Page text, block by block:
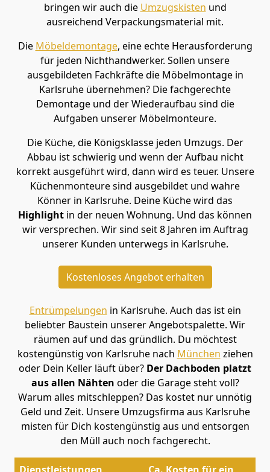
bringen wir auch die Umzugskisten und
ausreichend Verpackungsmaterial mit.
Die Möbeldemontage, eine echte Herausforderung
für jeden Nichthandwerker. Sollen unsere
ausgebildeten Fachkräfte die Möbelmontage in
Karlsruhe übernehmen? Die fachgerechte
Demontage und der Wiederaufbau sind die
Aufgaben unserer Möbelmonteure.
Die Küche, die Königsklasse jeden Umzugs. Der
Abbau ist schwierig und wenn der Aufbau nicht
korrekt ausgeführt wird, dann wird es teuer. Unsere
Küchenmonteure sind ausgebildet und wahre
Könner in Karlsruhe. Deine Küche wird das
Highlight in der neuen Wohnung. Und das können
wir versprechen. Wir sind seit 8 Jahren im Auftrag
unserer Kunden unterwegs in Karlsruhe.
Kostenloses Angebot erhalten
Entrümpelungen in Karlsruhe. Auch das ist ein
beliebter Baustein unserer Angebotspalette. Wir
räumen auf und das gründlich. Du möchtest
kostengünstig von Karlsruhe nach München ziehen
oder Dein Keller läuft über? Der Dachboden platzt
aus allen Nähten oder die Garage steht voll?
Warum alles mitschleppen? Das kostet nur unnötig
Geld und Zeit. Unsere Umzugsfirma aus Karlsruhe
misten für Dich kostengünstig aus und entsorgen
den Müll auch noch fachgerecht.
Dienstleistungen Ca. Kosten für ein